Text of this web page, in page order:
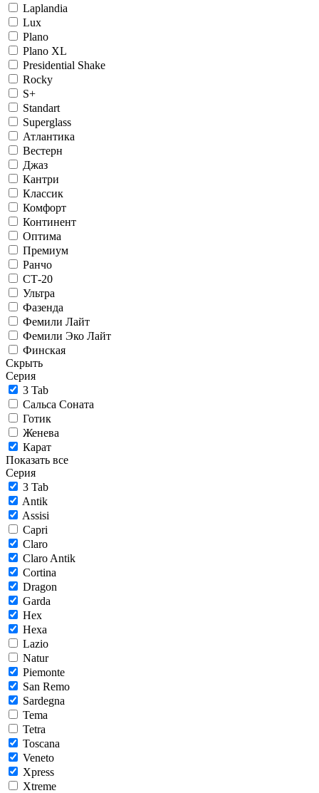
Laplandia
Lux
Plano
Plano XL
Presidential Shake
Rocky
S+
Standart
Superglass
Атлантика
Вестерн
Джаз
Кантри
Классик
Комфорт
Континент
Оптима
Премиум
Ранчо
СТ-20
Ультра
Фазенда
Фемили Лайт
Фемили Эко Лайт
Финская
Скрыть
Серия
3 Tab
Сальса Соната
Готик
Женева
Карат
Показать все
Серия
3 Tab
Antik
Assisi
Capri
Claro
Claro Antik
Cortina
Dragon
Garda
Hex
Hexa
Lazio
Natur
Piemonte
San Remo
Sardegna
Tema
Tetra
Toscana
Veneto
Xpress
Xtreme